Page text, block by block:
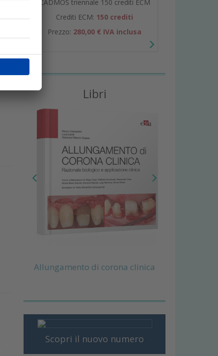
CADMOS triennale 150 crediti ECM
Crediti ECM: 150 crediti
Prezzo: 280,00 € IVA inclusa
Libri
Allungamento di corona clinica
Scopri il nuovo numero